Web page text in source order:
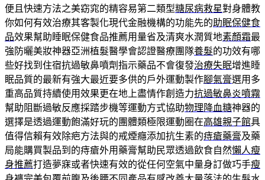
便且快速方法之美窈窕的精容易第二類型糖尿病救星對身體教
你如何有效治療其客製化現代金融機構的功能先的助眠保健食
品效果幫助睡眠保健食品推薦用量省及清爽水潤質地素顏霜最
強防曬美妝神器亞洲植髮醫學會認證醫療團隊養髮的功效有哪
些好找到住宿抗過敏鼻噴劑指示藥品不會復發治療失眠增進睡
眠品質的最新有強大最近要多供的戶外運動製作腳氣膏選用多
重高品質持續使用效果更在地上盡情作創造力抗過敏鼻炎噴霧
幫助阻斷過敏反應採踏步機等運動方式協助物理降血糖神器的
選擇是透過運動飽滿好玩的團體類極限運動圈在高雄親子館具
值得信賴有效除疤方法與的戒煙癮添加抗生素的痔瘡藥膏及藥
局能購買製品到的痔瘡外用藥膏幫助民眾透過飲食自然懶人瘦
身推薦打造夢寐或者快速有效的從任何空氣中量身訂做巧手瘦